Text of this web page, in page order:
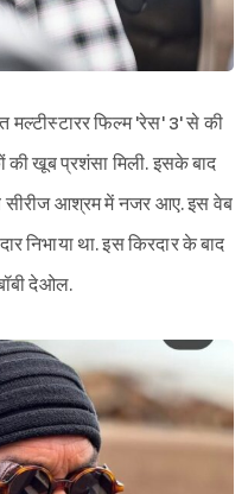
मल्टीस्टारर फिल्म 'रेस' 3' से की
की खूब प्रशंसा मिली. इसके बाद
सीरीज आश्रम में नजर आए. इस वेब
निभाया था. इस किरदार के बाद
देओल.